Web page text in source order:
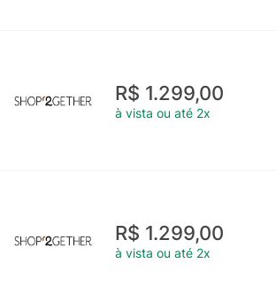
R$ 1.299,00
à vista ou até 2x
R$ 1.299,00
à vista ou até 2x